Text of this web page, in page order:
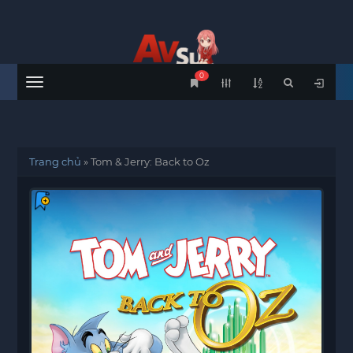
Menu
0
Trang chủ »Tom & Jerry: Back to Oz